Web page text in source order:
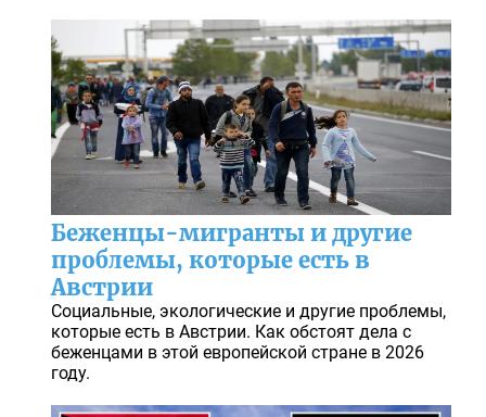
Беженцы-мигранты и другие
проблемы, которые есть в
Австрии
Социальные, экологические и другие проблемы,
которые есть в Австрии. Как обстоят дела с
беженцами в этой европейской стране в 2026
году.